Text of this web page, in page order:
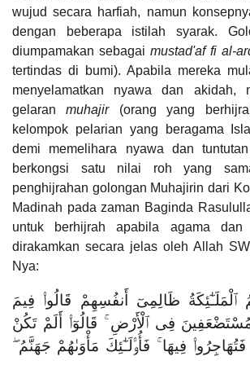
wujud secara harfiah, namun
dengan beberapa istilah syarak.
diumpamakan sebagai mustad'af fi al-
tertindas di bumi). Apabila mereka
menyelamatkan nyawa dan akidah,
gelaranmuhajir(orang yang
kelompok pelarian yang beragama
demi memelihara nyawa dan
berkongsi satu nilai roh yang
penghijrahan golongan Muhajirin dari
Madinah pada zaman Baginda
untuk berhijrah apabila agama dan
dirakamkan secara jelas oleh Allah
Nya:
ٱلْمَلَـٰٓئِكَةُ ظَالِمِىٓ أَنفُسِهِمْ قَالُوا۟ فِيمَ
مُسْتَضْعَفِينَ فِى ٱلْأَرْضِ ۚ قَالُوٓا۟ أَلَمْ تَكُنْ
فِيهَا ۚ فَأُو۟لَـٰٓئِكَ مَأْوَىٰهُمْ جَهَنَّمُ